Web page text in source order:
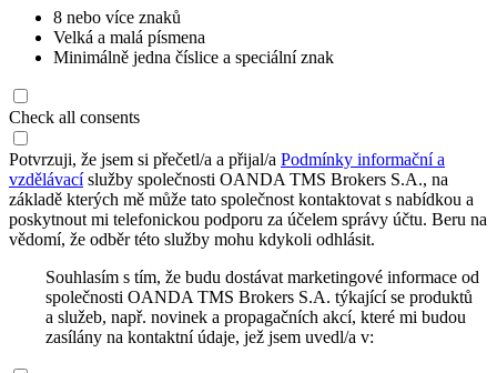
8 nebo více znaků
Velká a malá písmena
Minimálně jedna číslice a speciální znak
Check all consents
Potvrzuji, že jsem si přečetl/a a přijal/a Podmínky informační a
vzdělávacíslužby společnosti OANDA TMS Brokers S.A., na
základě kterých mě může tato společnost kontaktovat s nabídkou a
poskytnout mi telefonickou podporu za účelem správy účtu. Beru na
vědomí, že odběr této služby mohu kdykoli odhlásit.
Souhlasím s tím, že budu dostávat marketingové informace od
společnosti OANDA TMS Brokers S.A. týkající se produktů
a služeb, např. novinek a propagačních akcí, které mi budou
zasílány na kontaktní údaje, jež jsem uvedl/a v: